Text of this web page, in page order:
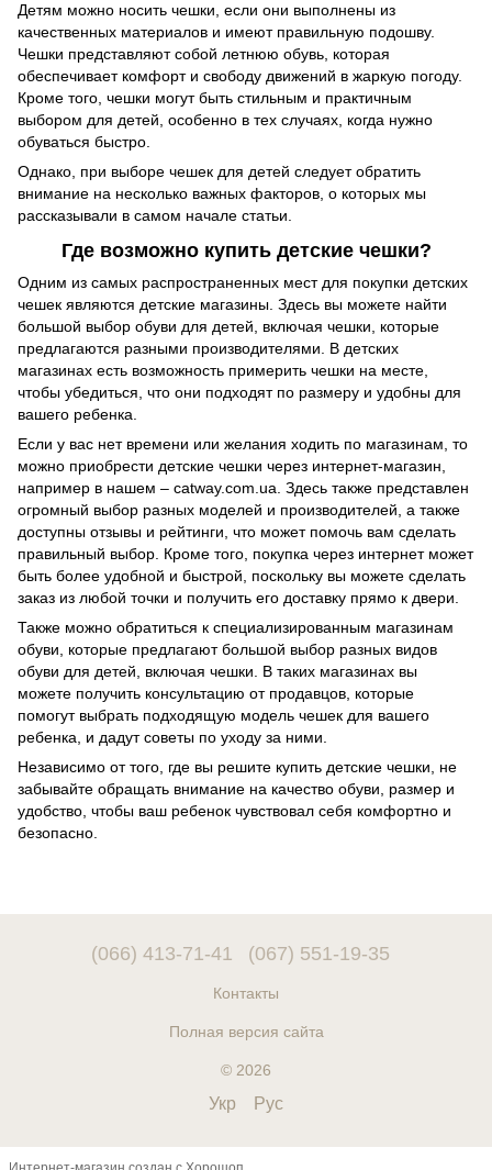
Детям можно носить чешки, если они выполнены из
качественных материалов и имеют правильную подошву.
Чешки представляют собой летнюю обувь, которая
обеспечивает комфорт и свободу движений в жаркую погоду.
Кроме того, чешки могут быть стильным и практичным
выбором для детей, особенно в тех случаях, когда нужно
обуваться быстро.
Однако, при выборе чешек для детей следует обратить
внимание на несколько важных факторов, о которых мы
рассказывали в самом начале статьи.
Где возможно купить детские чешки?
Одним из самых распространенных мест для покупки детских
чешек являются детские магазины. Здесь вы можете найти
большой выбор обуви для детей, включая чешки, которые
предлагаются разными производителями. В детских
магазинах есть возможность примерить чешки на месте,
чтобы убедиться, что они подходят по размеру и удобны для
вашего ребенка.
Если у вас нет времени или желания ходить по магазинам, то
можно приобрести детские чешки через интернет-магазин,
например в нашем – catway.com.ua . Здесь также представлен
огромный выбор разных моделей и производителей, а также
доступны отзывы и рейтинги, что может помочь вам сделать
правильный выбор. Кроме того, покупка через интернет может
быть более удобной и быстрой, поскольку вы можете сделать
заказ из любой точки и получить его доставку прямо к двери.
Также можно обратиться к специализированным магазинам
обуви, которые предлагают большой выбор разных видов
обуви для детей, включая чешки. В таких магазинах вы
можете получить консультацию от продавцов, которые
помогут выбрать подходящую модель чешек для вашего
ребенка, и дадут советы по уходу за ними.
Независимо от того, где вы решите купить детские чешки, не
забывайте обращать внимание на качество обуви, размер и
удобство, чтобы ваш ребенок чувствовал себя комфортно и
безопасно.
(066) 413-71-41 (067) 551-19-35
Контакты
Полная версия сайта
© 2026
Укр Рус